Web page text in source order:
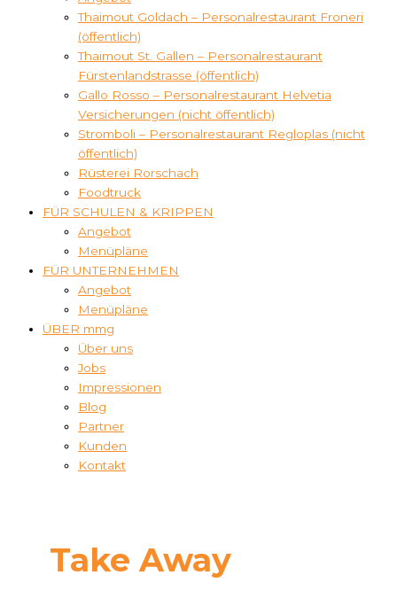
Thaimout Goldach – Personalrestaurant Froneri
(öffentlich)
Thaimout St. Gallen – Personalrestaurant
Fürstenlandstrasse (öffentlich)
Gallo Rosso – Personalrestaurant Helvetia
Versicherungen (nicht öffentlich)
Stromboli – Personalrestaurant Regloplas (nicht
öffentlich)
Rüsterei Rorschach
Foodtruck
FÜR SCHULEN & KRIPPEN
Angebot
Menüpläne
FÜR UNTERNEHMEN
Angebot
Menüpläne
ÜBER mmg
Über uns
Jobs
Impressionen
Blog
Partner
Kunden
Kontakt
Take Away